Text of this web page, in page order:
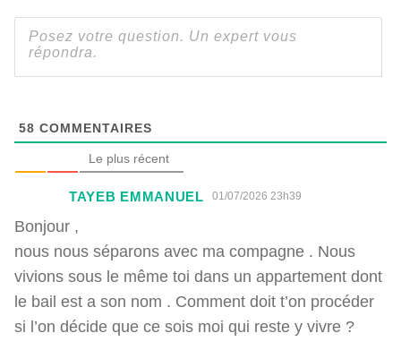
58 COMMENTAIRES
Le plus récent
TAYEB EMMANUEL 01/07/2026 23h39
Bonjour ,
nous nous séparons avec ma compagne . Nous
vivions sous le même toi dans un appartement dont
le bail est a son nom . Comment doit t’on procéder
si l’on décide que ce sois moi qui reste y vivre ?